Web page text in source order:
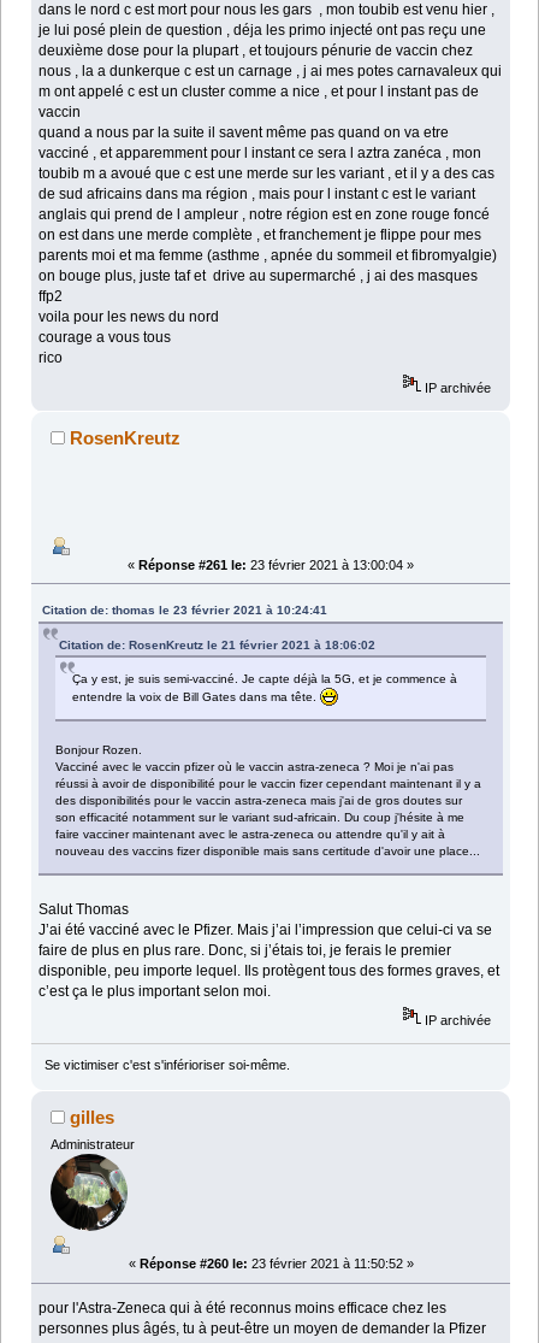
dans le nord c est mort pour nous les gars , mon toubib est venu hier ,
je lui posé plein de question , déja les primo injecté ont pas reçu une
deuxième dose pour la plupart , et toujours pénurie de vaccin chez
nous , la a dunkerque c est un carnage , j ai mes potes carnavaleux qui
m ont appelé c est un cluster comme a nice , et pour l instant pas de
vaccin
quand a nous par la suite il savent même pas quand on va etre
vacciné , et apparemment pour l instant ce sera l aztra zanéca , mon
toubib m a avoué que c est une merde sur les variant , et il y a des cas
de sud africains dans ma région , mais pour l instant c est le variant
anglais qui prend de l ampleur , notre région est en zone rouge foncé
on est dans une merde complète , et franchement je flippe pour mes
parents moi et ma femme (asthme , apnée du sommeil et fibromyalgie)
on bouge plus, juste taf et drive au supermarché , j ai des masques
ffp2
voila pour les news du nord
courage a vous tous
rico
IP archivée
RosenKreutz
« Réponse #261 le: 23 février 2021 à 13:00:04 »
Citation de: thomas le 23 février 2021 à 10:24:41
Citation de: RosenKreutz le 21 février 2021 à 18:06:02
Ça y est, je suis semi-vacciné. Je capte déjà la 5G, et je commence à
entendre la voix de Bill Gates dans ma tête.
Bonjour Rozen.
Vacciné avec le vaccin pfizer où le vaccin astra-zeneca ? Moi je n'ai pas
réussi à avoir de disponibilité pour le vaccin fizer cependant maintenant il y a
des disponibilités pour le vaccin astra-zeneca mais j'ai de gros doutes sur
son efficacité notamment sur le variant sud-africain. Du coup j'hésite à me
faire vacciner maintenant avec le astra-zeneca ou attendre qu'il y ait à
nouveau des vaccins fizer disponible mais sans certitude d'avoir une place...
Salut Thomas
J’ai été vacciné avec le Pfizer. Mais j’ai l’impression que celui-ci va se
faire de plus en plus rare. Donc, si j’étais toi, je ferais le premier
disponible, peu importe lequel. Ils protègent tous des formes graves, et
c’est ça le plus important selon moi.
IP archivée
Se victimiser c'est s'inférioriser soi-même.
gilles
Administrateur
« Réponse #260 le: 23 février 2021 à 11:50:52 »
pour l'Astra-Zeneca qui à été reconnus moins efficace chez les
personnes plus âgés, tu à peut-être un moyen de demander la Pfizer